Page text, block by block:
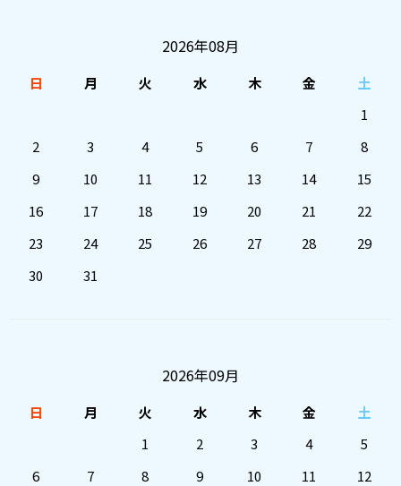
2026年08月
日 月 火 水 木 金
土
1
2
3 4 5 6 7
8
9
10 11 12 13 14
15
16
17 18 19 20 21
22
23
24 25 26 27 28
29
30
31
2026年09月
日 月 火 水 木 金
土
1
2 3 4
5
6
7 8 9 10 11
12